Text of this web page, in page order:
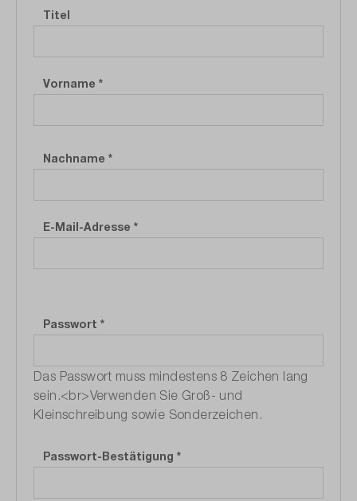
Titel
Vorname *
Nachname *
E-Mail-Adresse *
Passwort *
Das Passwort muss mindestens 8 Zeichen lang
sein.<br>Verwenden Sie Groß- und
Kleinschreibung sowie Sonderzeichen.
Passwort-Bestätigung *